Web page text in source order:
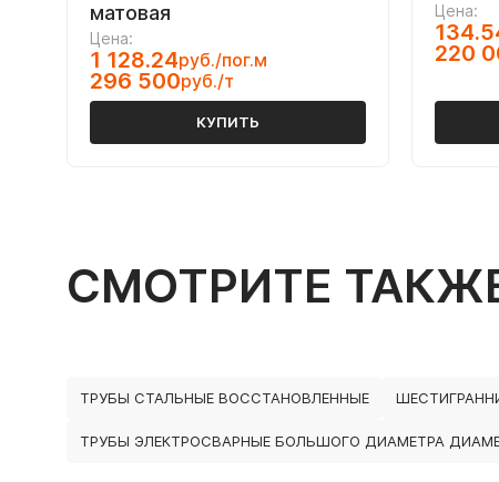
матовая
Цена:
1 128.24руб./пог.м
296 500руб./т
КУПИТЬ
Цена:
220
СМОТРИТЕ
ТРУБЫ СТАЛЬНЫЕ ВОССТАНОВЛЕННЫЕ
ТРУБЫ ЭЛЕКТРОСВАРНЫЕ БОЛЬШОГО ДИАМЕТРА